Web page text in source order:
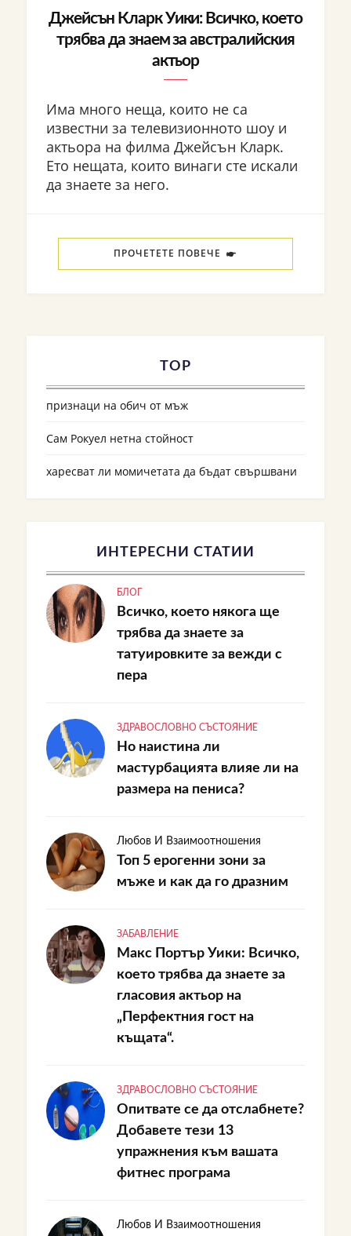
Джейсън Кларк Уики: Всичко, което
трябва да знаем за австралийския
актьор
Има много неща, които не са
известни за телевизионното шоу и
актьора на филма Джейсън Кларк.
Ето нещата, които винаги сте искали
да знаете за него.
ПРОЧЕТЕТЕ ПОВЕЧЕ
TOP
признаци на обич от мъж
Сам Рокуел нетна стойност
харесват ли момичетата да бъдат свършвани
ИНТЕРЕСНИ СТАТИИ
БЛОГ
Всичко, което някога ще
трябва да знаете за
татуировките за вежди с
пера
ЗДРАВОСЛОВНО СЪСТОЯНИЕ
Но наистина ли
мастурбацията влияе ли на
размера на пениса?
Любов И Взаимоотношения
Топ 5 ерогенни зони за
мъже и как да го дразним
ЗАБАВЛЕНИЕ
Макс Портър Уики: Всичко,
което трябва да знаете за
гласовия актьор на
„Перфектния гост на
къщата“.
ЗДРАВОСЛОВНО СЪСТОЯНИЕ
Опитвате се да отслабнете?
Добавете тези 13
упражнения към вашата
фитнес програма
Любов И Взаимоотношения